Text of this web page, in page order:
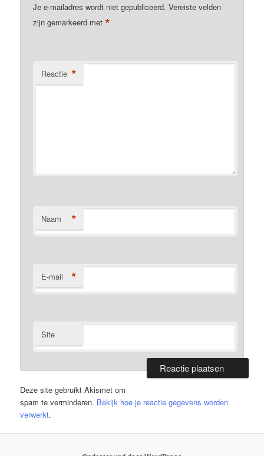
Je e-mailadres wordt niet gepubliceerd. Vereiste velden
zijn gemarkeerd met*
Reactie *
Naam *
E-mail *
Site
Deze site gebruikt Akismet om
spam te verminderen. Bekijk hoe je reactie gegevens worden
verwerkt.